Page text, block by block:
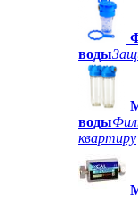
воды
воды
квартиру